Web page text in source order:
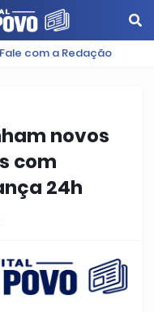
Fale com a Redação
novos
com
24h